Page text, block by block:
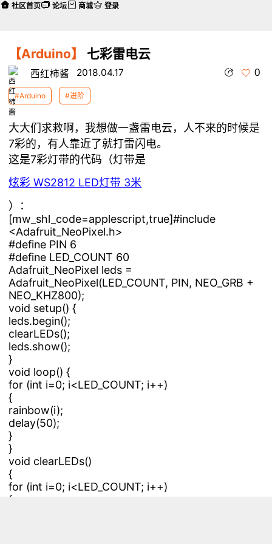
【Arduino】 七彩雷电云
西红柿酱 2018.04.17 0
#Arduino #进阶
大大们求救啊，我想做一盏雷电云，人不来的时候是
7彩的，有人靠近了就打雷闪电。
这是7彩灯带的代码（灯带是
炫彩 WS2812 LED灯带 3米
）：
[mw_shl_code=applescript,true]#include
<Adafruit_NeoPixel.h>
#define PIN 6
#define LED_COUNT 60
Adafruit_NeoPixel leds =
Adafruit_NeoPixel(LED_COUNT, PIN, NEO_GRB +
NEO_KHZ800);
void setup() {
leds.begin();
clearLEDs();
leds.show();
}
void loop() {
for (int i=0; i<LED_COUNT; i++)
{
rainbow(i);
delay(50);
}
}
void clearLEDs()
{
for (int i=0; i<LED_COUNT; i++)
{
社区首页 论坛 商城 登录